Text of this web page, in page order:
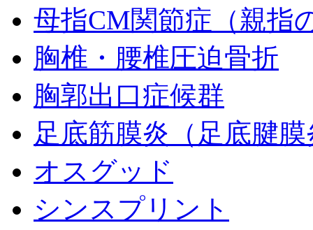
母指CM関節症（親指
胸椎・腰椎圧迫骨折
胸郭出口症候群
足底筋膜炎（足底腱
オスグッド
シンスプリント